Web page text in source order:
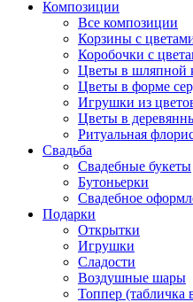
Композиции
Все композиции
Корзины с
Коробочки с
Цветы в шляпной
Цветы в форме
Игрушки из
Цветы в
Ритуальная
Свадьба
Свадебные букеты
Бутоньерки
Свадебное
Подарки
Открытки
Игрушки
Сладости
Воздушные шары
Топпер (табличка